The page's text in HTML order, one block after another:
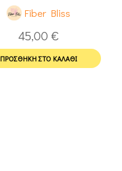
Fiber Bliss
45,00 €
ΠΡΟΣΘΉΚΗ ΣΤΟ ΚΑΛΆΘΙ